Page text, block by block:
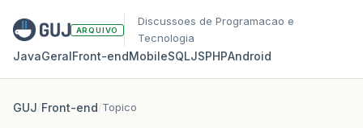
ARQUIVO
Discussoes de Programacao e
Tecnologia
JavaGeralFront‑endMobileSQLJSPHPAndroid
GUJ/Front-end/Topico